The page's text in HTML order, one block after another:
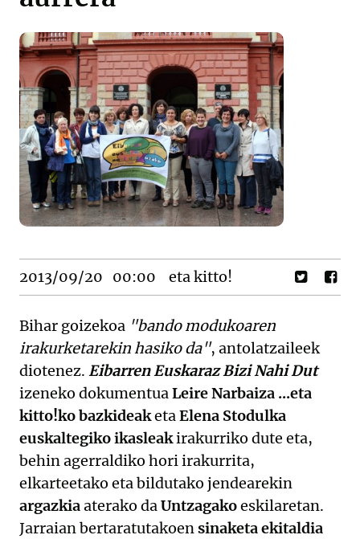
2013/09/20 00:00 eta kitto!
Bihar goizekoa "bando modukoaren
irakurketarekin hasiko da", antolatzaileek
diotenez. Eibarren Euskaraz Bizi Nahi Dut
izeneko dokumentuaLeire Narbaiza ...eta
kitto!ko bazkideaketaElena Stodulka
euskaltegiko ikasleakirakurriko dute eta,
behin agerraldiko hori irakurrita,
elkarteetako eta bildutako jendearekin
argazkiaaterako daUntzagakoeskilaretan.
Jarraian bertaratutakoensinaketa ekitaldia